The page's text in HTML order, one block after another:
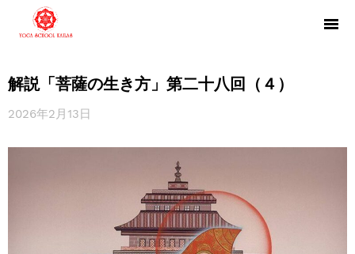
解説「菩薩の生き方」第二十八回（４）
2026年2月13日